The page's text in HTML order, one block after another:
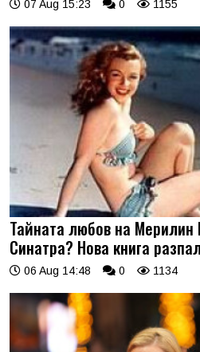
07 Aug 15:23 0 1155
Тайната любов на
Синатра? Нова книга
06 Aug 14:48 0 1134